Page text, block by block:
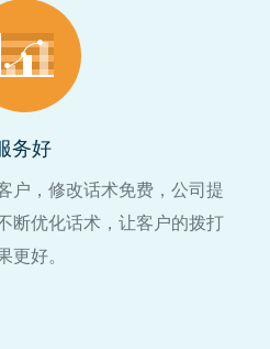
务好
户，修改话术免费，公司提
断优化话术，让客户的拨打
更好。